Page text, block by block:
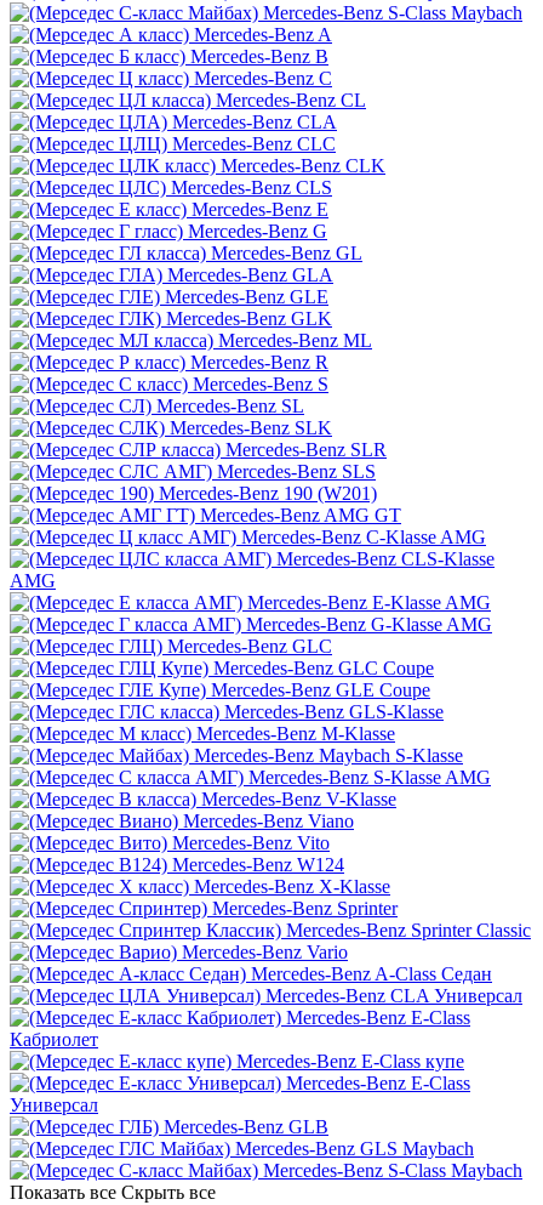
Mercedes-Benz S-Class Maybach
Mercedes-Benz A
Mercedes-Benz B
Mercedes-Benz C
Mercedes-Benz CL
Mercedes-Benz CLA
Mercedes-Benz CLC
Mercedes-Benz CLK
Mercedes-Benz CLS
Mercedes-Benz E
Mercedes-Benz G
Mercedes-Benz GL
Mercedes-Benz GLA
Mercedes-Benz GLE
Mercedes-Benz GLK
Mercedes-Benz ML
Mercedes-Benz R
Mercedes-Benz S
Mercedes-Benz SL
Mercedes-Benz SLK
Mercedes-Benz SLR
Mercedes-Benz SLS
Mercedes-Benz 190 (W201)
Mercedes-Benz AMG GT
Mercedes-Benz C-Klasse AMG
Mercedes-Benz CLS-Klasse
AMG
Mercedes-Benz E-Klasse AMG
Mercedes-Benz G-Klasse AMG
Mercedes-Benz GLC
Mercedes-Benz GLC Coupe
Mercedes-Benz GLE Coupe
Mercedes-Benz GLS-Klasse
Mercedes-Benz M-Klasse
Mercedes-Benz Maybach S-Klasse
Mercedes-Benz S-Klasse AMG
Mercedes-Benz V-Klasse
Mercedes-Benz Viano
Mercedes-Benz Vito
Mercedes-Benz W124
Mercedes-Benz X-Klasse
Mercedes-Benz Sprinter
Mercedes-Benz Sprinter Classic
Mercedes-Benz Vario
Mercedes-Benz A-Class Седан
Mercedes-Benz CLA Универсал
Mercedes-Benz E-Class
Кабриолет
Mercedes-Benz E-Class купе
Mercedes-Benz E-Class
Универсал
Mercedes-Benz GLB
Mercedes-Benz GLS Maybach
Mercedes-Benz S-Class Maybach
Показать все Скрыть все